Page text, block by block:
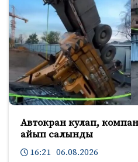
Автокран кулап,
айып салынды
16:21 06.08.2026